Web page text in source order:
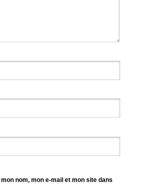
nom, mon e-mail et mon site dans